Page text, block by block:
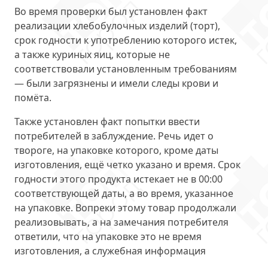
Во время проверки был установлен факт
реализации хлебобулочных изделий (торт),
срок годности к употреблению которого истек,
а также куриных яиц, которые не
соответствовали установленным требованиям
— были загрязнены и имели следы крови и
помёта.
Также установлен факт попытки ввести
потребителей в заблуждение. Речь идет о
твороге, на упаковке которого, кроме даты
изготовления, ещё четко указано и время. Срок
годности этого продукта истекает не в 00:00
соответствующей даты, а во время, указанное
на упаковке. Вопреки этому товар продолжали
реализовывать, а на замечания потребителя
ответили, что на упаковке это не время
изготовления, а служебная информация